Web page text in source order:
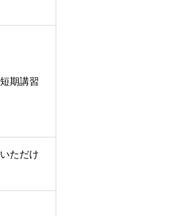
期講習
ただけ